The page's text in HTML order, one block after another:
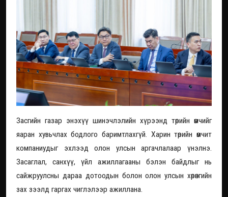
Засгийн газар энэхүү шинэчлэлийн хүрээнд төрийн өмчийг
яаран хувьчлах бодлого баримтлахгүй. Харин төрийн өмчит
компаниудыг эхлээд олон улсын аргачлалаар үнэлнэ.
Засаглал, санхүү, үйл ажиллагааны бэлэн байдлыг нь
сайжруулсны дараа дотоодын болон олон улсын хөрөнгийн
зах зээлд гаргах чиглэлээр ажиллана.